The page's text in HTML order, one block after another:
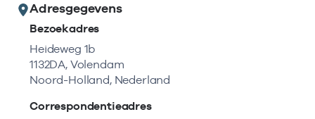
Op zoek naar een rapport?
Bekijk de openbare rapporten per thema of
log in voor de besloten rapporten op
Zorgprisma.nl.
Adresgegevens
Bezoekadres
Heideweg 1b
1132DA, Volendam
Noord-Holland, Nederland
Correspondentieadres